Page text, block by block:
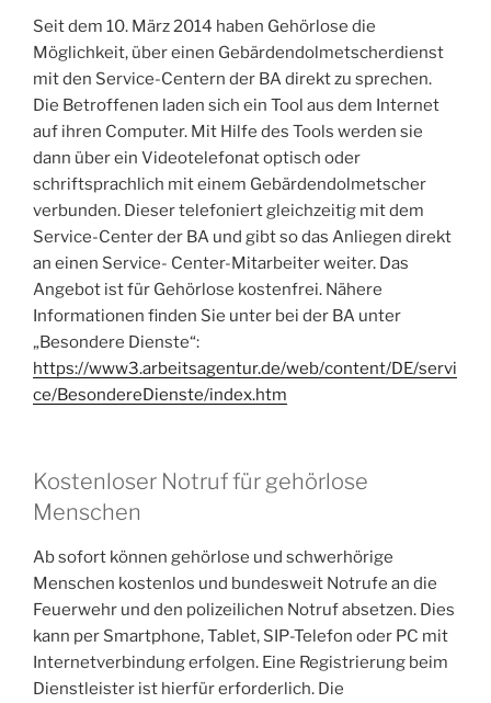
Seit dem 10. März 2014 haben Gehörlose die
Möglichkeit, über einen Gebärdendolmetscherdienst
mit den Service-Centern der BA direkt zu sprechen.
Die Betroffenen laden sich ein Tool aus dem Internet
auf ihren Computer. Mit Hilfe des Tools werden sie
dann über ein Videotelefonat optisch oder
schriftsprachlich mit einem Gebärdendolmetscher
verbunden. Dieser telefoniert gleichzeitig mit dem
Service-Center der BA und gibt so das Anliegen direkt
an einen Service- Center-Mitarbeiter weiter. Das
Angebot ist für Gehörlose kostenfrei. Nähere
Informationen finden Sie unter bei der BA unter
„Besondere Dienste“:
https://www3.arbeitsagentur.de/web/content/DE/servi
ce/BesondereDienste/index.htm
Kostenloser Notruf für gehörlose
Menschen
Ab sofort können gehörlose und schwerhörige
Menschen kostenlos und bundesweit Notrufe an die
Feuerwehr und den polizeilichen Notruf absetzen. Dies
kann per Smartphone, Tablet, SIP-Telefon oder PC mit
Internetverbindung erfolgen. Eine Registrierung beim
Dienstleister ist hierfür erforderlich. Die